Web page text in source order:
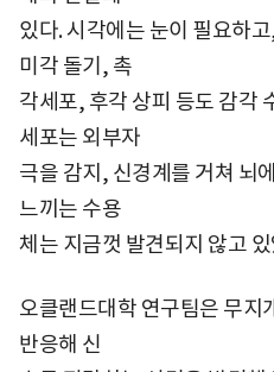
있다. 시각에는 눈이 필요하
미각 돌기, 촉
각세포, 후각 상피 등도 감각
세포는 외부자
극을 감지, 신경계를 거쳐 뇌
느끼는 수용
체는 지금껏 발견되지 않고
오클랜드대학 연구팀은 무지
반응해 신